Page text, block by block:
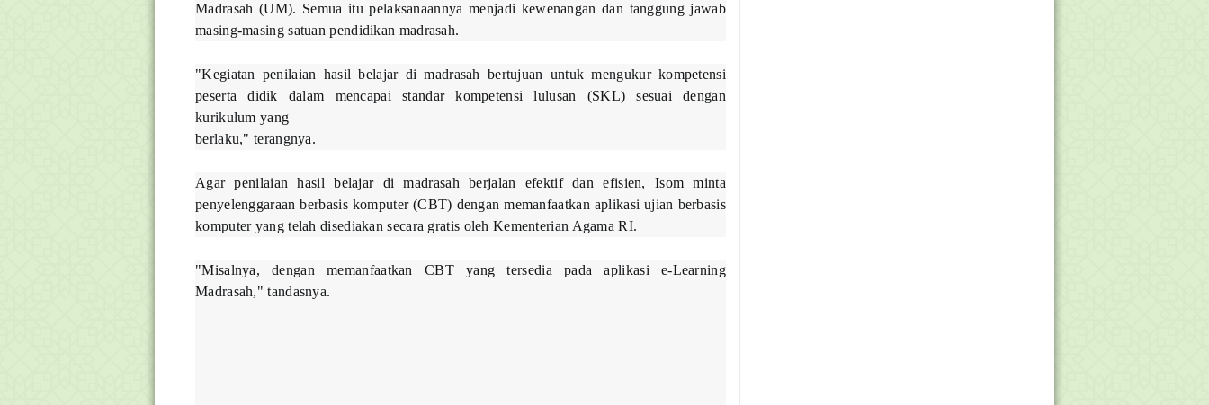
Madrasah (UM). Semua itu pelaksanaannya menjadi kewenangan dan tanggung jawab
masing-masing satuan pendidikan madrasah.
"Kegiatan penilaian hasil belajar di madrasah bertujuan untuk mengukur kompetensi
peserta didik dalam mencapai standar kompetensi lulusan (SKL) sesuai dengan
kurikulum yang
berlaku," terangnya.
Agar penilaian hasil belajar di madrasah berjalan efektif dan efisien, Isom minta
penyelenggaraan berbasis komputer (CBT) dengan memanfaatkan aplikasi ujian berbasis
komputer yang telah disediakan secara gratis oleh Kementerian Agama RI.
"Misalnya, dengan memanfaatkan CBT yang tersedia pada aplikasi e-Learning
Madrasah," tandasnya.